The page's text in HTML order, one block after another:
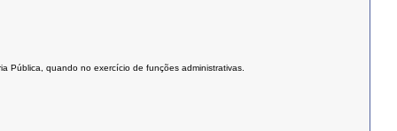
Pública, quando no exercício de funções administrativas.